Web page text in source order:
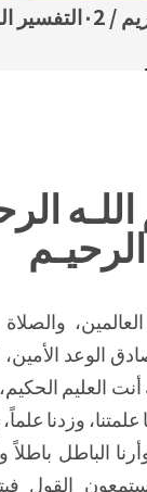
المطول
الرحيـم
الوعد الأمين،
أنت العليم
علمتنا، وزدنا
الباطل باطلاً
القول